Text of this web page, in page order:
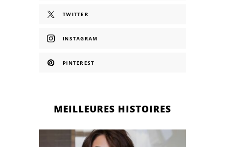
TWITTER
INSTAGRAM
PINTEREST
MEILLEURES HISTOIRES